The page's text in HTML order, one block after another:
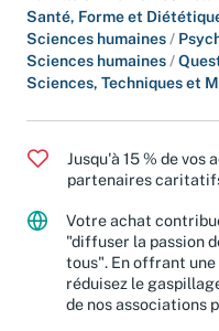
Famille et Bien-être/
Santé, Forme et
Sciences humaines /
Sciences humaines/
Jusqu'à 15 % de vos
partenaires
Votre achat
"diffuser la passion
tous". En offrant une
réduisez le
de nos associations